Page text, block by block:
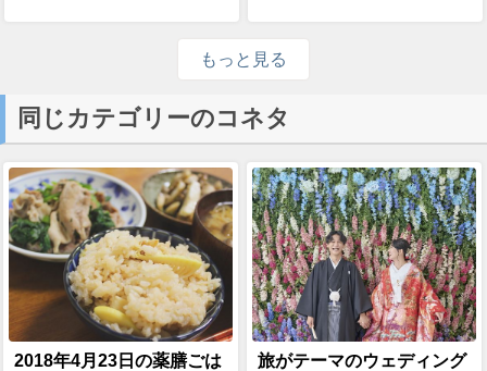
もっと見る
同じカテゴリーのコネタ
2018年4月23日の薬膳ごは
旅がテーマのウェディング